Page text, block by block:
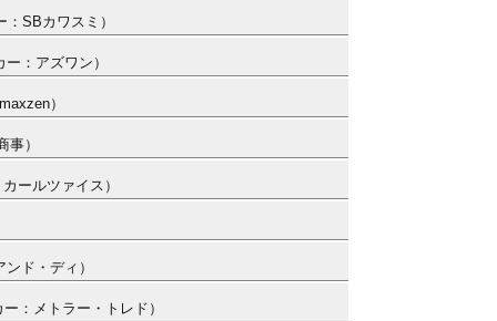
SBカワスミ）
：アズワン）
）
）
ールツァイス）
ド・ディ）
：メトラー・トレド）